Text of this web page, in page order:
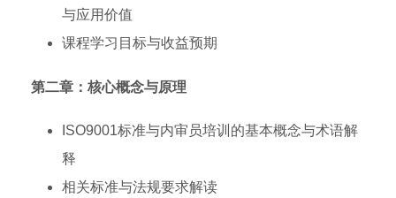
与应用价值
课程学习目标与收益预期
第二章：核心概念与原理
ISO9001标准与内审员培训的基本概念与术语解
释
相关标准与法规要求解读